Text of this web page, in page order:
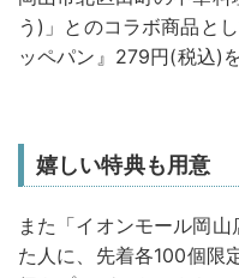
う)」とのコラボ商品と
ッペパン』279円(税込)
嬉しい特典も用意
また「イオンモール岡
た人に、先着各100個限